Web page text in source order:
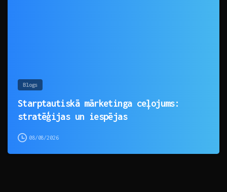
Blogs
Starptautiskā mārketinga ceļojums:
stratēģijas un iespējas
08/08/2026